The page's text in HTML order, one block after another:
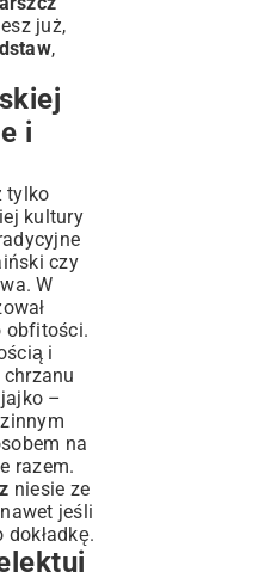
już,
,
i
tylko
kultury
czy
. W
obfitości.
i
–
na
razem.
niesie ze
jeśli